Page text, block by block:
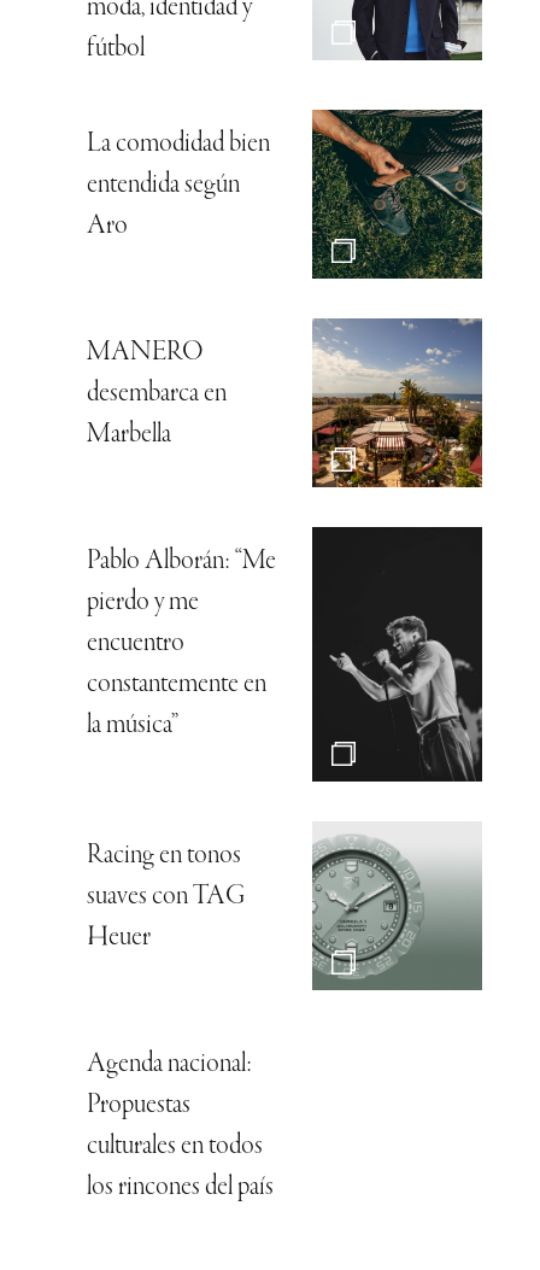
moda, identidad y
fútbol
La comodidad bien
entendida según
Aro
MANERO
desembarca en
Marbella
Pablo Alborán: “Me
pierdo y me
encuentro
constantemente en
la música”
Racing en tonos
suaves con TAG
Heuer
Agenda nacional:
Propuestas
culturales en todos
los rincones del país